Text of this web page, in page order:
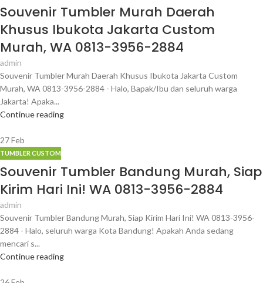
Souvenir Tumbler Murah Daerah
Khusus Ibukota Jakarta Custom
Murah, WA 0813-3956-2884
admin
Souvenir Tumbler Murah Daerah Khusus Ibukota Jakarta Custom
Murah, WA 0813-3956-2884 - Halo, Bapak/Ibu dan seluruh warga
Jakarta! Apaka...
Continue reading
27Feb
TUMBLER CUSTOM
Souvenir Tumbler Bandung Murah, Siap
Kirim Hari Ini! WA 0813-3956-2884
admin
Souvenir Tumbler Bandung Murah, Siap Kirim Hari Ini! WA 0813-3956-
2884 - Halo, seluruh warga Kota Bandung! Apakah Anda sedang
mencari s...
Continue reading